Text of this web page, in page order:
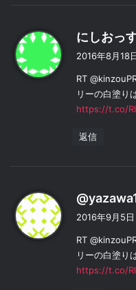
にしおっ
2016年8月18
RT
リーの白塗り
https://t.co/
返信
2016年9月5
RT
リーの白塗り
https://t.co/